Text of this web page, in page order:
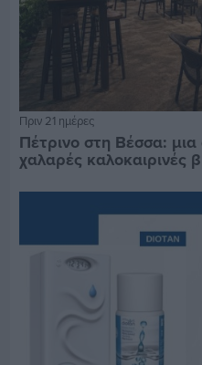
Πριν 21 ημέρες
Πέτρινο στη Βέσσα:
χαλαρές καλοκαιρινές